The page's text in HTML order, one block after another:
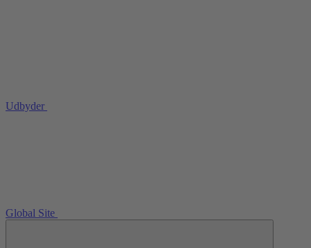
Udbyder
Global Site